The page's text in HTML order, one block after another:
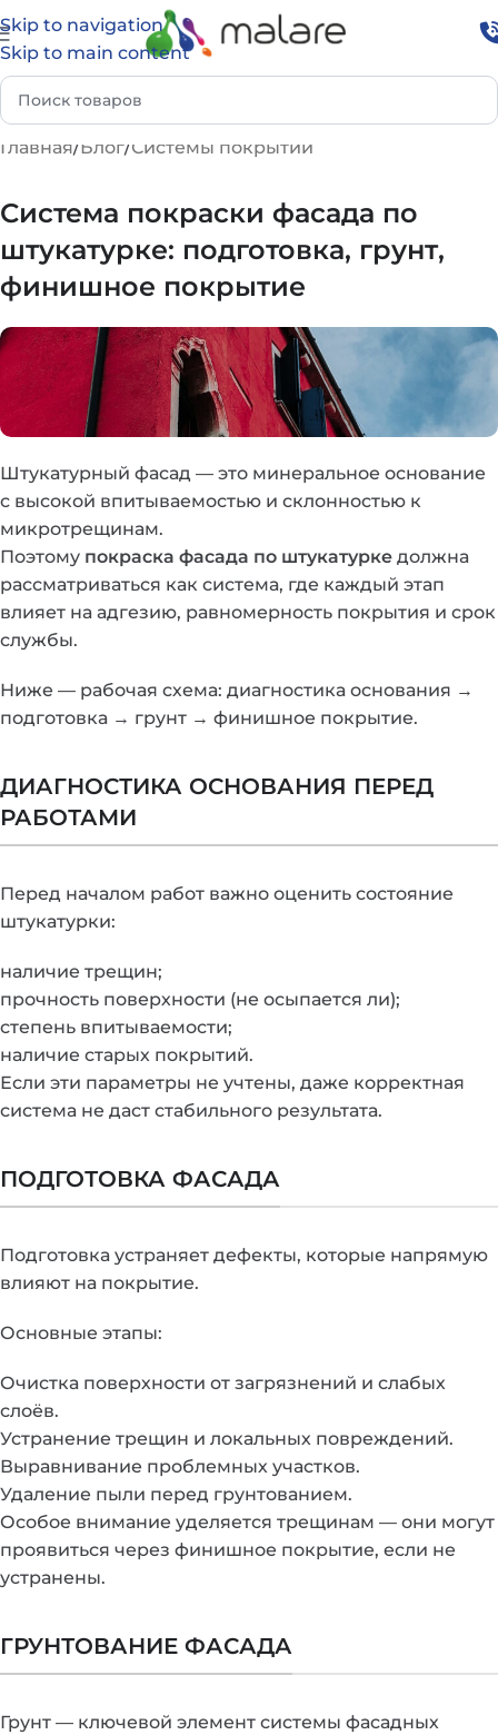
Skip to navigation
Skip to main content
Главная Блог Системы покрытий
Система покраски фасада по
штукатурке: подготовка, грунт,
финишное покрытие
Штукатурный фасад — это минеральное основание
с высокой впитываемостью и склонностью к
микротрещинам.
Поэтому покраска фасада по штукатурке должна
рассматриваться как система, где каждый этап
влияет на адгезию, равномерность покрытия и срок
службы.
Ниже — рабочая схема: диагностика основания →
подготовка → грунт → финишное покрытие.
ДИАГНОСТИКА ОСНОВАНИЯ ПЕРЕД
РАБОТАМИ
Перед началом работ важно оценить состояние
штукатурки:
наличие трещин;
прочность поверхности (не осыпается ли);
степень впитываемости;
наличие старых покрытий.
Если эти параметры не учтены, даже корректная
система не даст стабильного результата.
ПОДГОТОВКА ФАСАДА
Подготовка устраняет дефекты, которые напрямую
влияют на покрытие.
Основные этапы:
Очистка поверхности от загрязнений и слабых
слоёв.
Устранение трещин и локальных повреждений.
Выравнивание проблемных участков.
Удаление пыли перед грунтованием.
Особое внимание уделяется трещинам — они могут
проявиться через финишное покрытие, если не
устранены.
ГРУНТОВАНИЕ ФАСАДА
Грунт — ключевой элемент системы фасадных